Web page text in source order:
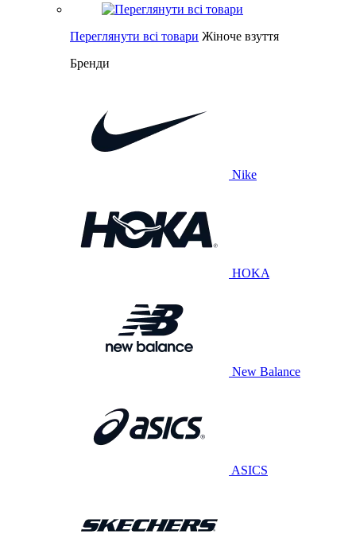
Переглянути всі товари Жіноче взуття
Бренди
Nike
HOKA
New Balance
ASICS